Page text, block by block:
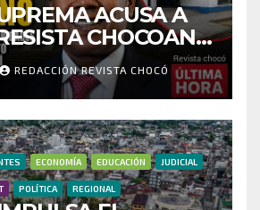
ACUSA A
CHOCOANO
EN
CONTRATO
DE ACANDÍ
REDACCIÓN REVISTA CHOCÓ
ECONOMÍA EDUCACIÓN JUDICIAL
POLÍTICA REGIONAL